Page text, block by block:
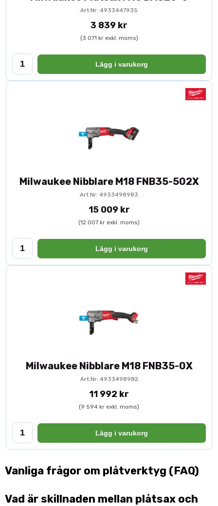
Art.Nr: 4933447935
3 839 kr
(3 071 kr exkl. moms)
Lägg i varukorg
Milwaukee Nibblare M18 FNB35-502X
Art.Nr: 4933498983
15 009 kr
(12 007 kr exkl. moms)
Lägg i varukorg
Milwaukee Nibblare M18 FNB35-0X
Art.Nr: 4933498982
11 992 kr
(9 594 kr exkl. moms)
Lägg i varukorg
Vanliga frågor om plåtverktyg (FAQ)
Vad är skillnaden mellan plåtsax och